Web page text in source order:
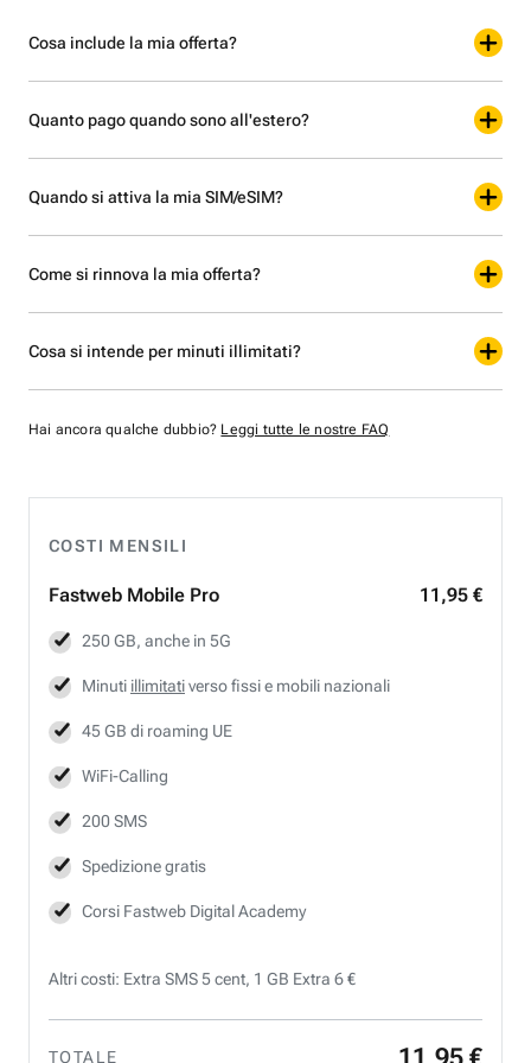
COSTI MENSILI
Fastweb Mobile Pro 11,95 €
250 GB, anche in 5G
Minuti illimitativerso fissi e mobili nazionali
45 GB di roaming UE
WiFi-Calling
200 SMS
Spedizione gratis
Corsi Fastweb Digital Academy
Altri costi: Extra SMS 5 cent, 1 GB Extra 6 €
TOTALE
Cosa include la mia offerta?
Quanto pago quando sono all'estero?
Quando si attiva la mia SIM/eSIM?
Come si rinnova la mia offerta?
Cosa si intende per minuti illimitati?
Hai ancora qualche dubbio? Leggi tutte le nostre FAQ